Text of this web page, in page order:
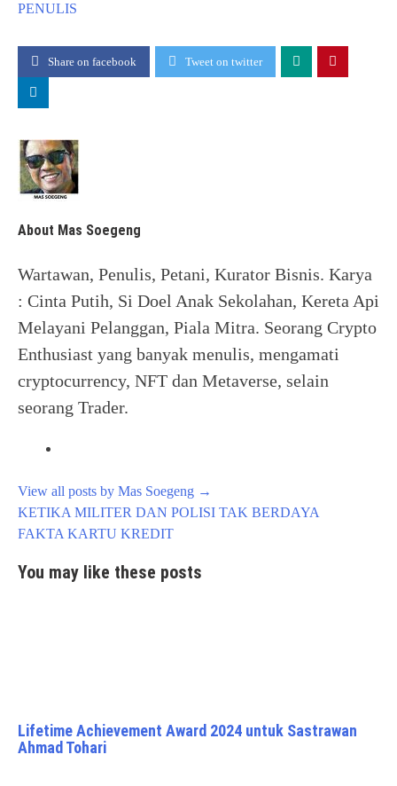
PENULIS
Share on facebook Tweet on twitter
About Mas Soegeng
Wartawan, Penulis, Petani, Kurator Bisnis. Karya
: Cinta Putih, Si Doel Anak Sekolahan, Kereta Api
Melayani Pelanggan, Piala Mitra. Seorang Crypto
Enthusiast yang banyak menulis, mengamati
cryptocurrency, NFT dan Metaverse, selain
seorang Trader.
View all posts by Mas Soegeng →
Post
navigation
KETIKA MILITER DAN POLISI TAK BERDAYA
FAKTA KARTU KREDIT
You may like these posts
Lifetime Achievement Award 2024 untuk Sastrawan
Ahmad Tohari